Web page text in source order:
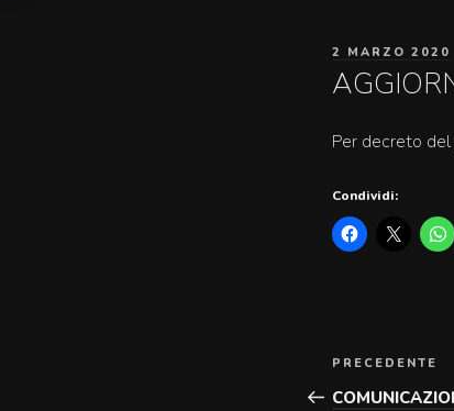
PUBBLICATO
IL
2 MARZO 2020
Per decreto del
Condividi:
Navigazione
articoli
Articolo
precedente:
PRECEDENTE